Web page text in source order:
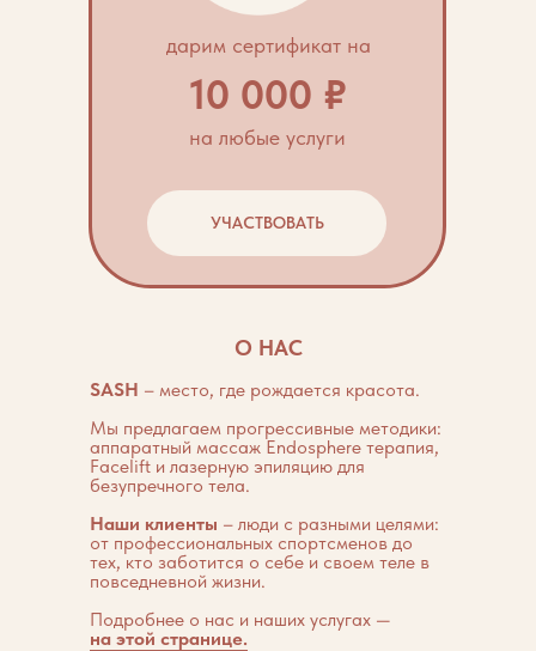
дарим сертификат на
на любые услуги
10 000 ₽
УЧАСТВОВАТЬ
О НАС
SASH – место, где рождается красота.
Мы предлагаем прогрессивные методики:
аппаратный массаж Endosphere терапия,
Facelift и лазерную эпиляцию для
безупречного тела.
Наши клиенты – люди с разными целями:
от профессиональных спортсменов до
тех, кто заботится о себе и своем теле в
повседневной жизни.
Подробнее о нас и наших услугах —
на этой странице.